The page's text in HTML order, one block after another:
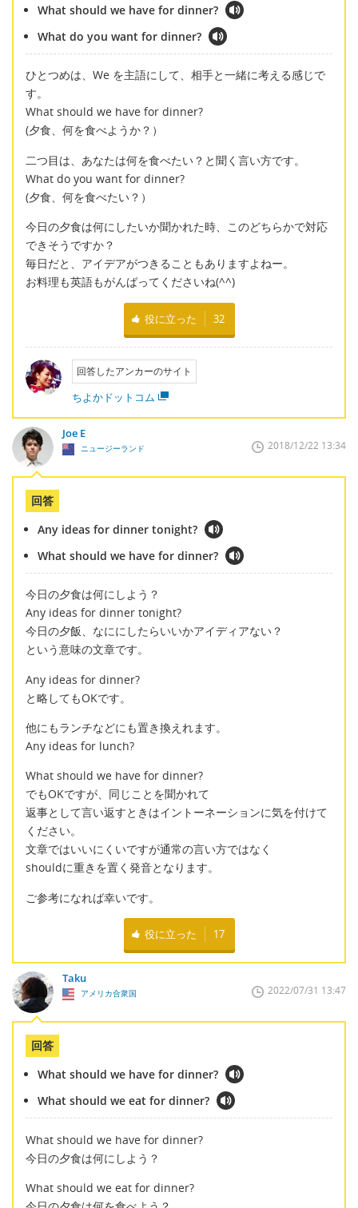
What should we have for dinner?
What do you want for dinner?
ひとつめは、We を主語にして、相手と一緒に考える感じで
す。
What should we have for dinner?
(夕食、何を食べようか？）
二つ目は、あなたは何を食べたい？と聞く言い方です。
What do you want for dinner?
(夕食、何を食べたい？）
今日の夕食は何にしたいか聞かれた時、このどちらかで対応
できそうですか？
毎日だと、アイデアがつきることもありますよねー。
お料理も英語もがんばってくださいね(^^)
役に立った 32
回答したアンカーのサイト
ちよかドットコム
Joe E
ニュージーランド 2018/12/22 13:34
回答
Any ideas for dinner tonight?
What should we have for dinner?
今日の夕食は何にしよう？
Any ideas for dinner tonight?
今日の夕飯、なににしたらいいかアイディアない？
という意味の文章です。
Any ideas for dinner?
と略してもOKです。
他にもランチなどにも置き換えれます。
Any ideas for lunch?
What should we have for dinner?
でもOKですが、同じことを聞かれて
返事として言い返すときはイントーネーションに気を付けて
ください。
文章ではいいにくいですが通常の言い方ではなく
shouldに重きを置く発音となります。
ご参考になれば幸いです。
役に立った 17
Taku
アメリカ合衆国 2022/07/31 13:47
回答
What should we have for dinner?
What should we eat for dinner?
What should we have for dinner?
今日の夕食は何にしよう？
What should we eat for dinner?